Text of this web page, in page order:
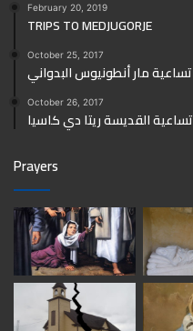
February 20, 2019
TRIPS TO MEDJUGORJE
October 25, 2017
تساعية مار أنطونيوس البدواني
October 26, 2017
تساعية القديسة ريتا دي كاسيا
Prayers